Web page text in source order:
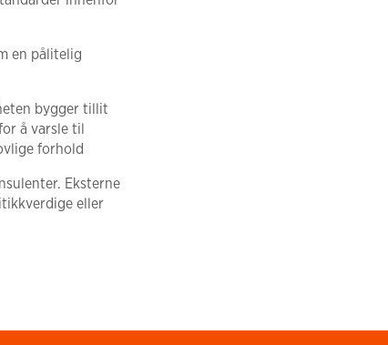
en pålitelig
bygger tillit
å varsle til
forhold
Eksterne
eller